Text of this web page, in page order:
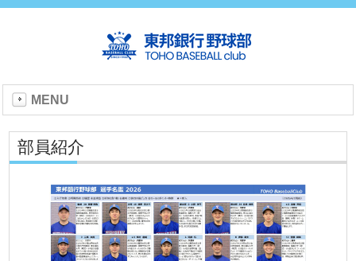
MENU
部員紹介